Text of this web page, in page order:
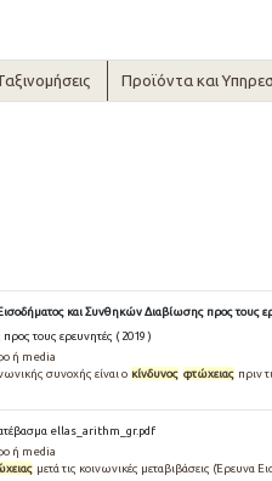
Προϊόντα και
και Συνθηκών Διαβίωσης προς τους
τους ερευνητές ( 2019 )
ή media
συνοχής είναι ο κίνδυνος φτώχειας πριν
ellas_arithm_gr.pdf
ή media
μετά τις κοινωνικές μεταβιβάσεις (Έρευνα